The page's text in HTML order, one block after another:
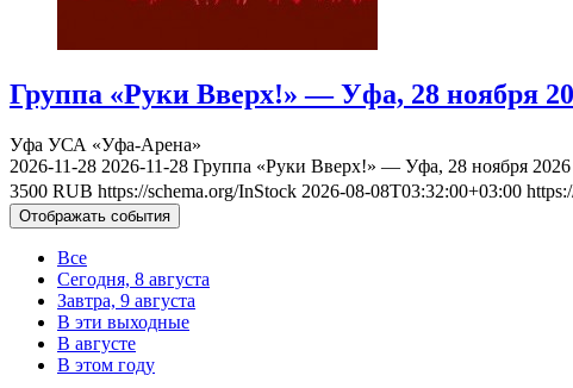
Группа «Руки Вверх!» — Уфа, 28 ноября
Уфа УСА «Уфа-Арена»
2026-11-28 2026-11-28 Группа «Руки Вверх!» — Уфа, 28 ноября 2026
3500 RUB https://schema.org/InStock 2026-08-08T03:32:00+03:00
Отображать события
Все
Сегодня, 8 августа
Завтра, 9 августа
В эти выходные
В августе
В этом году